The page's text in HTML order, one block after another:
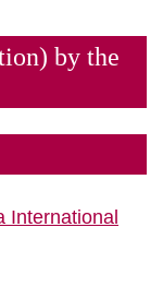
by the
International